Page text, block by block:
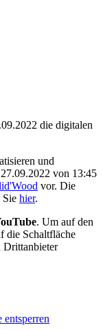
die digitalen
und
von 13:45
vor. Die
Sie hier.
. Um auf den
die Schaltfläche
Drittanbieter
entsperren